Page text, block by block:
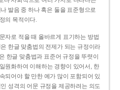
발음 중 하나 혹은 둘을 표준형으로
의 목적이다.
자로 적을 때 올바르게 표기하는 방법
한글 맞춤법의 전제가 되는 규정이라
한글 맞춤법과 표준어 규정을 뚜렷이
원화하여 이해하는 경향이 있어서, 한
되어야 할 만한 예가 많이 포함되어 있
성격의 어문 규정을 제공하려는 의도